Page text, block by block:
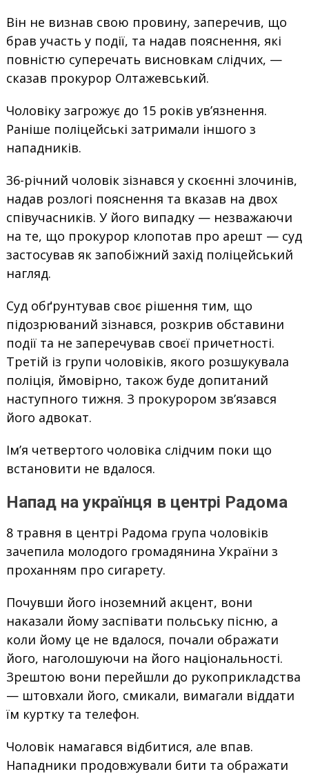
Він не визнав свою провину, заперечив, що
брав участь у події, та надав пояснення, які
повністю суперечать висновкам слідчих, —
сказав прокурор Олтажевський.
Чоловіку загрожує до 15 років ув’язнення.
Раніше поліцейські затримали іншого з
нападників.
36-річний чоловік зізнався у скоєнні злочинів,
надав розлогі пояснення та вказав на двох
співучасників. У його випадку — незважаючи
на те, що прокурор клопотав про арешт — суд
застосував як запобіжний захід поліцейський
нагляд.
Суд обґрунтував своє рішення тим, що
підозрюваний зізнався, розкрив обставини
події та не заперечував своєї причетності.
Третій із групи чоловіків, якого розшукувала
поліція, ймовірно, також буде допитаний
наступного тижня. З прокурором зв’язався
його адвокат.
Ім’я четвертого чоловіка слідчим поки що
встановити не вдалося.
Напад на українця в центрі Радома
8 травня в центрі Радома група чоловіків
зачепила молодого громадянина України з
проханням про сигарету.
Почувши його іноземний акцент, вони
наказали йому заспівати польську пісню, а
коли йому це не вдалося, почали ображати
його, наголошуючи на його національності.
Зрештою вони перейшли до рукоприкладства
— штовхали його, смикали, вимагали віддати
їм куртку та телефон.
Чоловік намагався відбитися, але впав.
Нападники продовжували бити та ображати